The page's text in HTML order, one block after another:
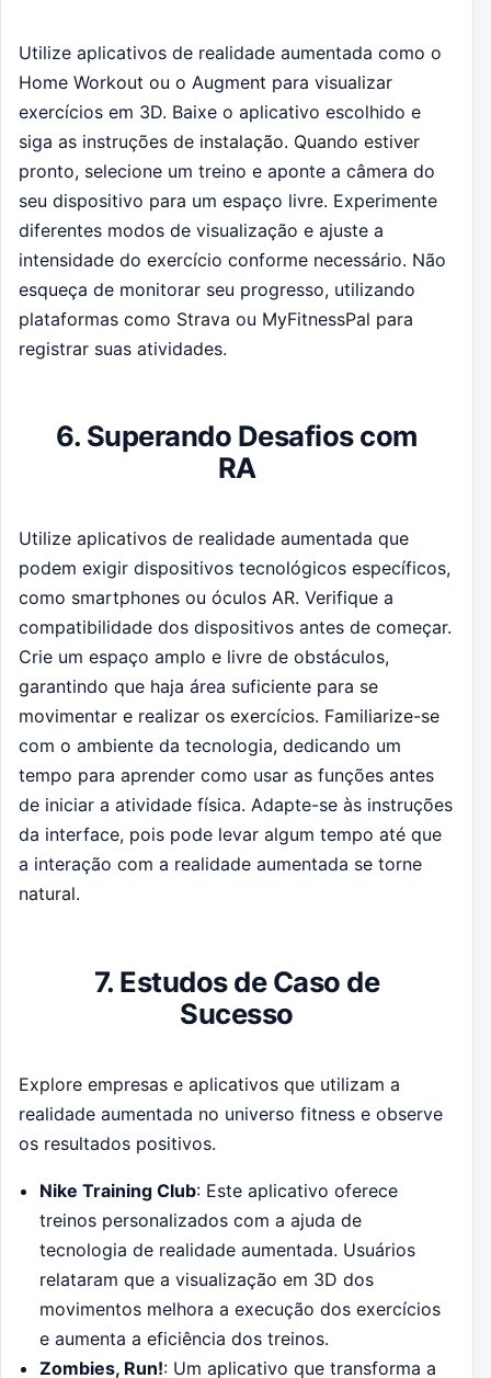
Utilize aplicativos de realidade aumentada como o
Home Workout ou o Augment para visualizar
exercícios em 3D. Baixe o aplicativo escolhido e
siga as instruções de instalação. Quando estiver
pronto, selecione um treino e aponte a câmera do
seu dispositivo para um espaço livre. Experimente
diferentes modos de visualização e ajuste a
intensidade do exercício conforme necessário. Não
esqueça de monitorar seu progresso, utilizando
plataformas como Strava ou MyFitnessPal para
registrar suas atividades.
6. Superando Desafios com
RA
Utilize aplicativos de realidade aumentada que
podem exigir dispositivos tecnológicos específicos,
como smartphones ou óculos AR. Verifique a
compatibilidade dos dispositivos antes de começar.
Crie um espaço amplo e livre de obstáculos,
garantindo que haja área suficiente para se
movimentar e realizar os exercícios. Familiarize-se
com o ambiente da tecnologia, dedicando um
tempo para aprender como usar as funções antes
de iniciar a atividade física. Adapte-se às instruções
da interface, pois pode levar algum tempo até que
a interação com a realidade aumentada se torne
natural.
7. Estudos de Caso de
Sucesso
Explore empresas e aplicativos que utilizam a
realidade aumentada no universo fitness e observe
os resultados positivos.
Nike Training Club: Este aplicativo oferece
treinos personalizados com a ajuda de
tecnologia de realidade aumentada. Usuários
relataram que a visualização em 3D dos
movimentos melhora a execução dos exercícios
e aumenta a eficiência dos treinos.
Zombies, Run!: Um aplicativo que transforma a